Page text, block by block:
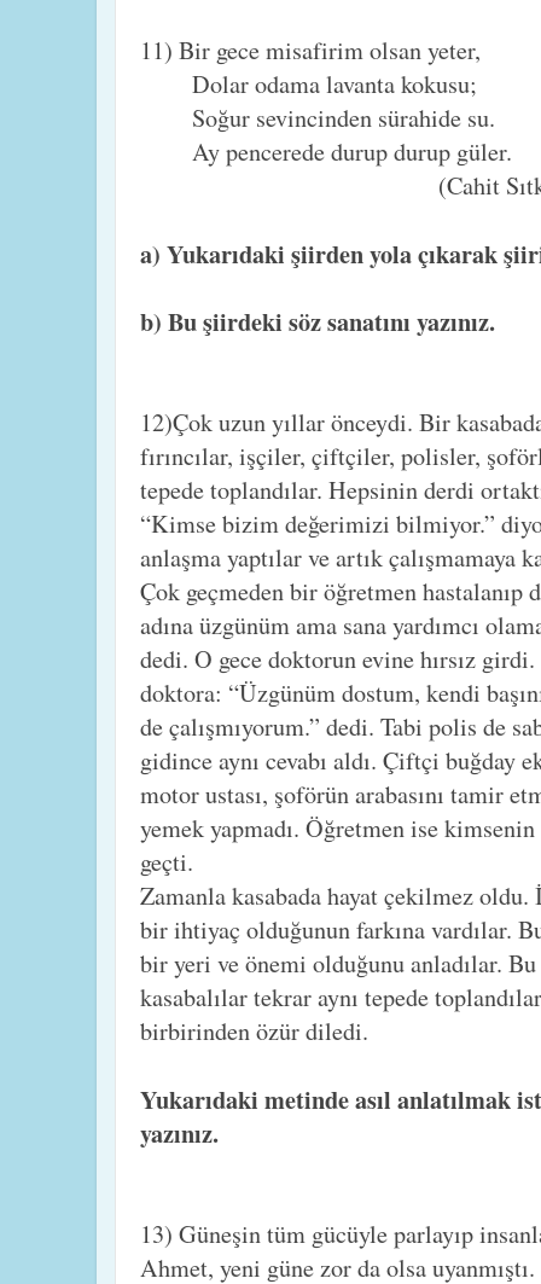
11) Bir gece misafirim olsan yeter,
Dolar odama lavanta kokusu;
Soğur sevincinden sürahide su.
Ay pencerede durup durup güler.
(Cahit Sıtkı
a) Yukarıdaki şiirden yola çıkarak
b) Bu şiirdeki söz sanatını yazınız.
12)Çok uzun yıllar önceydi. Bir
fırıncılar, işçiler, çiftçiler, polisler,
tepede toplandılar. Hepsinin derdi
“Kimse bizim değerimizi bilmiyor.”
anlaşma yaptılar ve artık çalışmamaya
Çok geçmeden bir öğretmen
adına üzgünüm ama sana yardımcı
dedi. O gece doktorun evine hırsız
doktora: “Üzgünüm dostum, kendi
de çalışmıyorum.” dedi. Tabi polis de
gidince aynı cevabı aldı. Çiftçi buğday
motor ustası, şoförün arabasını tamir
yemek yapmadı. Öğretmen ise
geçti.
Zamanla kasabada hayat çekilmez oldu.
bir ihtiyaç olduğunun farkına vardılar.
bir yeri ve önemi olduğunu anladılar.
kasabalılar tekrar aynı tepede
birbirinden özür diledi.
Yukarıdaki metinde asıl anlatılmak
yazınız.
13) Güneşin tüm gücüyle parlayıp
Ahmet, yeni güne zor da olsa uyanmıştı.